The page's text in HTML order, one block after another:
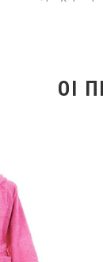
ΟΙ